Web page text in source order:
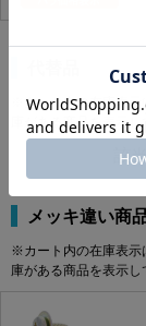
※カート内の在庫表
庫がある商品を表示し
該
メッキ違い商
※カート内の在庫表示
庫がある商品を表示し